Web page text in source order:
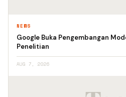
NEWS
Google Buka Pengembangan
Penelitian
AUG 7, 2026